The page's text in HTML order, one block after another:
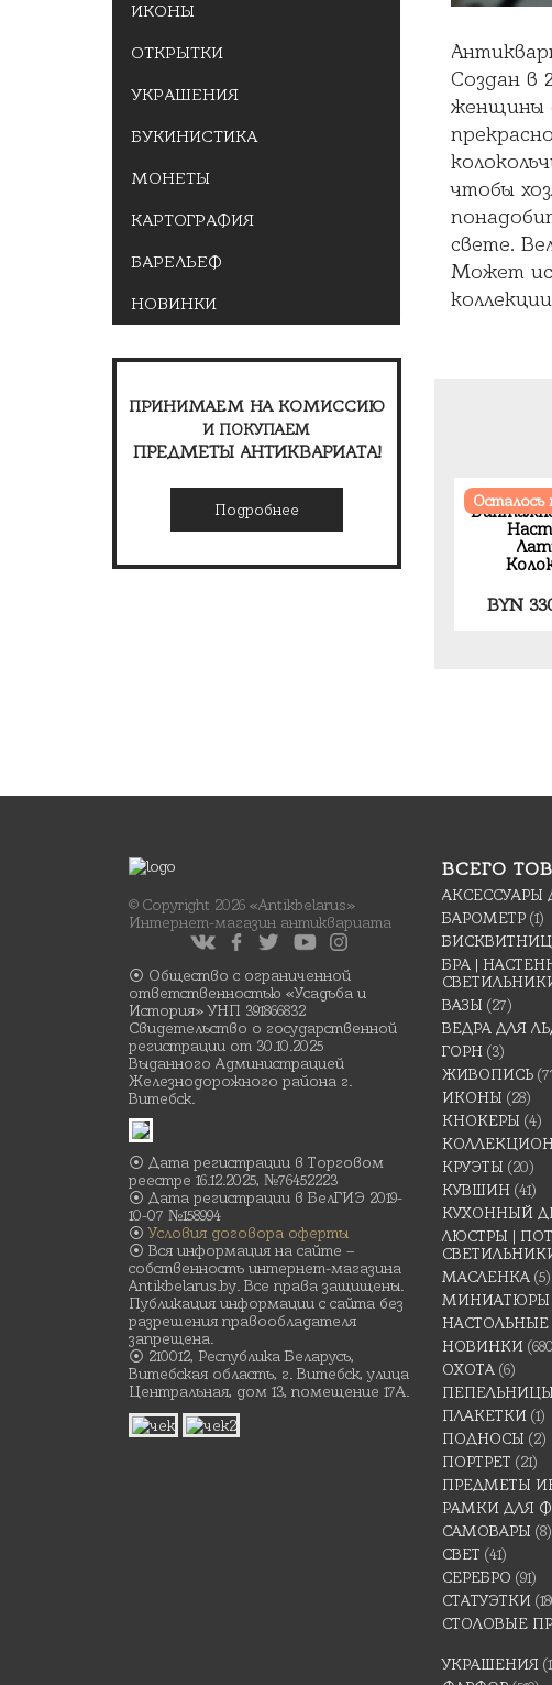
ИКОНЫ
ОТКРЫТКИ
УКРАШЕНИЯ
БУКИНИСТИКА
МОНЕТЫ
КАРТОГРАФИЯ
БАРЕЛЬЕФ
НОВИНКИ
ПРИНИМАЕМ НА КОМИССИЮ
И ПОКУПАЕМ
ПРЕДМЕТЫ АНТИКВАРИАТА!
Подробнее
Создан в
женщины
чтобы
свете.
Может
Осталось
BYN
© Copyright 2026 «Antikbelarus»
Интернет-магазин антиквариата
⦿ Общество с ограниченной
ответственностью «Усадьба и
История» УНП 391866832
Свидетельство о государственной
регистрации от 30.10.2025
Выданного Администрацией
Железнодорожного района г.
Витебск.
⦿ Дата регистрации в Торговом
реестре 16.12.2025, №76452223
⦿ Дата регистрации в БелГИЭ 2019-
10-07 №158994
⦿Условия договора оферты
⦿ Вся информация на сайте –
собственность интернет-магазина
Antikbelarus.by. Все права защищены.
Публикация информации с сайта без
разрешения правообладателя
запрещена.
⦿ 210012, Республика Беларусь,
Витебская область, г. Витебск, улица
Центральная, дом 13, помещение 17А.
ВСЕГО
БАРОМЕТР (1)
БРА |
ВАЗЫ (27)
ВЕДРА ДЛЯ
ГОРН (3)
ЖИВОПИСЬ
ИКОНЫ (28)
КНОКЕРЫ (4)
КРУЭТЫ (20)
КУВШИН (41)
КУХОННЫЙ
ЛЮСТРЫ |
МАСЛЕНКА (5)
МИНИАТЮРЫ
НОВИНКИ
ОХОТА (6)
ПЕПЕЛЬНИЦЫ
ПЛАКЕТКИ (1)
ПОДНОСЫ (2)
ПОРТРЕТ (21)
ПРЕДМЕТЫ
РАМКИ ДЛЯ
САМОВАРЫ (8)
СВЕТ (41)
СЕРЕБРО (91)
СТАТУЭТКИ
СТОЛОВЫЕ
УКРАШЕНИЯ